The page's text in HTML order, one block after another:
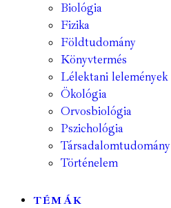
Biológia
Fizika
Földtudomány
Könyvtermés
Lélektani lelemények
Ökológia
Orvosbiológia
Pszichológia
Társadalomtudomány
Történelem
TÉMÁK